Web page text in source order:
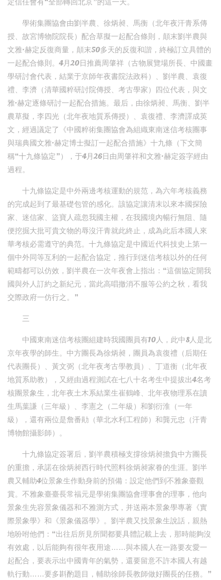
定信任會有“全部轉回北京”的這一天。
學術集團協會由劉半農、徐炳昶、馬衡（北年夜汗青系傳
授、故宮博物院院長）配合草擬一起配合條則，顛末劉半農與
文雅·赫定反復商量，顛末50多天的反復和諧，終極訂立具體的
一起配合條則。4月20日推薦周肇祥（古物展覽場所長、中國畫
學研討會代表，結業于京師年夜書院法政科）、劉半農、袁復
禮、李濟（清華國粹研討院傳授、考古學家）四位代表，與文
雅·赫定逐條研討一起配合措施。最后，由徐炳昶、馬衡、劉半
農草擬，李四光（北年夜地質系傳授）、袁復禮、李濟譯成英
文，經過議定了《中國粹術集團協會為組織東南迷信考核團事
與瑞典國文雅·赫定博士擬訂一起配合措施》十九條（下文簡
稱“十九條協定”），于4月26日由周肇祥和文雅·赫定簽字經由
過程。
十九條協定是中外兩邊考核運動的規范，為六年考核義務
的完成起到了最基礎包管的感化。該協定讓清末以來本國探險
家、迷信家、盜寶人疏忽我國主權，在我國境內暢行無阻、隨
便挖掘大批可貴文物的辱沒汗青就此終止，成為此后本國人來
華考核必需遵守的典范。十九條協定是中國近代科技史上第一
個中外同等互利的一起配合協定，推行到迷信考核以外的任何
範疇都可以仿效，劉半農在一次年夜會上指出：“這個協定開我
國與外人訂約之新紀元，當此高唱撤消不服等公約之秋，看我
交際政府一仿行之。”
三
中國東南迷信考核團組建時我國團員有10人，此中8人是北
京年夜學的師生。中方團長為徐炳昶，團員為袁復禮（后期任
代表團長）、黃文弼（北年夜考古學教員）、丁道衡（北年夜
地質系助教），又經由過程測試在七八十名考生中提拔出4名考
核團景象生，北年夜土木系結業生崔鶴峰、北年夜物理系在讀
生馬葉謙（三年級）、李憲之（二年級）和劉衍淮（一年
級），還有兩位是詹番勛（華北水利工程師）和龔元忠（汗青
博物館攝影師）。
十九條協定簽署后，劉半農積極支撐徐炳昶擔負中方團長
的重擔，承諾在徐炳昶西行時代照料徐炳昶家眷的生涯。劉半
農又輔助4位景象生作動身前的預備：設定他們到不雅象臺觀
賞。不雅象臺臺長常福元是學術集團協會理事會的理事，他向
景象生先容景象儀器和不雅測方式，并送兩本景象學專著《實
際景象學》和《景象儀器學》。劉半農又找景象生說話，親熱
地吩咐他們：“出往后所見所聞都要具體記載上去，那時能夠沒
有效處，以后能夠有很年夜用途……與本國人在一路要友愛一
起配合，要表示出中國青年的氣勢，還要留意不許本國人有越
軌行動……要多斟酌題目，輔助徐師長教師做好團長的任務。”